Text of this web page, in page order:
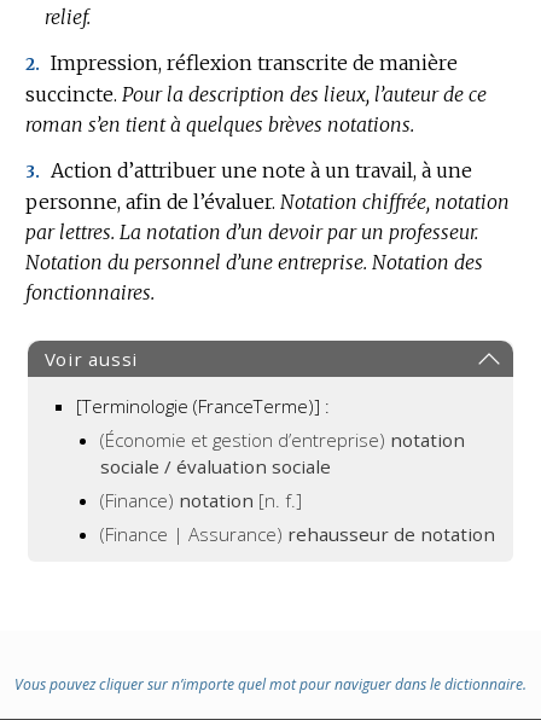
relief.
2. Impression, réflexion transcrite de manière
succincte. Pour la description des lieux, l’auteur de ce
roman s’en tient à quelques brèves notations.
3. Action d’attribuer une note à un travail, à une
personne, afin de l’évaluer. Notation chiffrée, notation
par lettres. La notation d’un devoir par un professeur.
Notation du personnel d’une entreprise. Notation des
fonctionnaires.
Voir aussi
[Terminologie (FranceTerme)] :
(Économie et gestion d’entreprise) notation
sociale / évaluation sociale
(Finance) notation [n. f.]
(Finance | Assurance) rehausseur de notation
Vous pouvez cliquer sur n’importe quel mot pour naviguer dans le dictionnaire.